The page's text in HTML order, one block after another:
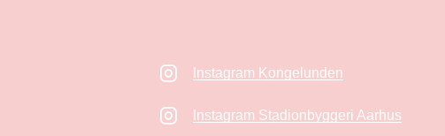
Instagram Kongelunden
Instagram Stadionbyggeri Aarhus